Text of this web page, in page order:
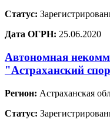
Статус:
Дата ОГРН: 25.06.2020
Автономная
"Астраханский
Регион: Астраханская
Статус: